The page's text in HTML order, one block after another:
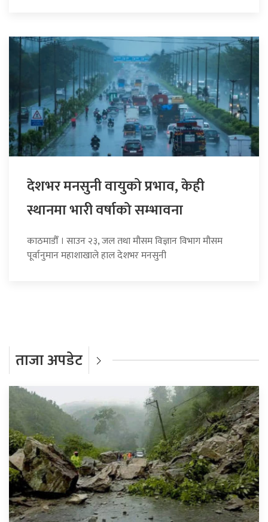
देशभर मनसुनी वायुको प्रभाव, केही
स्थानमा भारी वर्षाको सम्भावना
काठमाडौँ । साउन २३, जल तथा मौसम विज्ञान विभाग मौसम
पूर्वानुमान महाशाखाले हाल देशभर मनसुनी
ताजा अपडेट